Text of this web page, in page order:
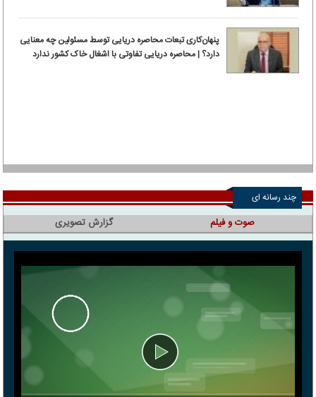
پنهان‌کاری تبعات محاصره دریایی توسط مسئولین چه معنایی
دارد؟ | محاصره دریایی تفاوتی با اشغال خاک کشور ندارد
چند رسانه ای
صوت و فیلم گزارش تصویری